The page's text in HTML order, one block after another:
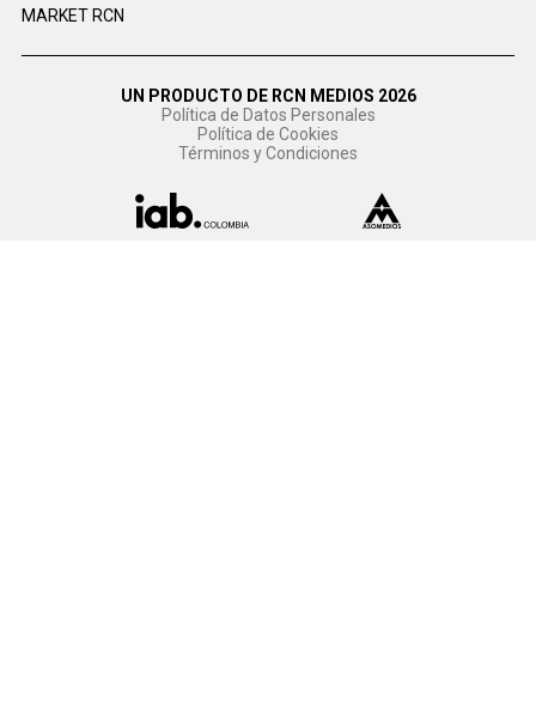
MARKET RCN
UN PRODUCTO DE RCN MEDIOS 2026
Política de Datos Personales
Política de Cookies
Términos y Condiciones